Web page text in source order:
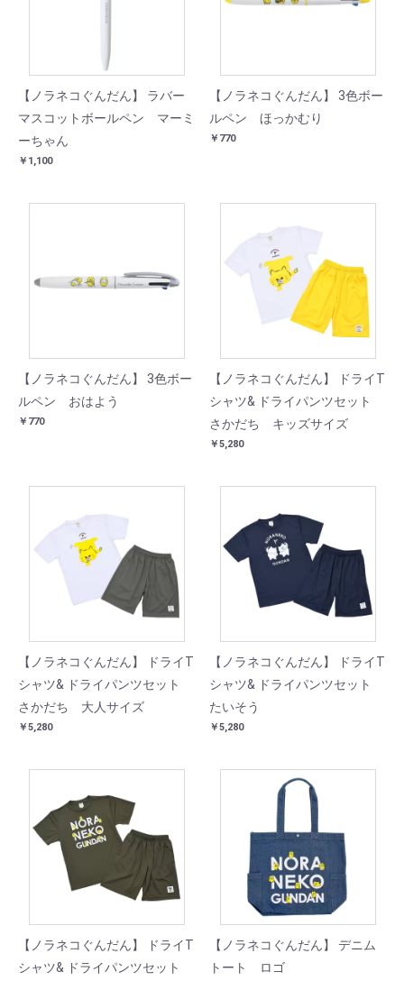
【ノラネコぐんだん】 ラバー
マスコットボールペン マーミ
ーちゃん
￥1,100
【ノラネコぐんだん】 3色ボー
ルペン ほっかむり
￥770
【ノラネコぐんだん】 3色ボー
ルペン おはよう
￥770
【ノラネコぐんだん】 ドライT
シャツ& ドライパンツセット
さかだち キッズサイズ
￥5,280
【ノラネコぐんだん】 ドライT
シャツ& ドライパンツセット
さかだち 大人サイズ
￥5,280
【ノラネコぐんだん】 ドライT
シャツ& ドライパンツセット
たいそう
￥5,280
【ノラネコぐんだん】 ドライT
シャツ& ドライパンツセット
【ノラネコぐんだん】 デニム
トート ロゴ